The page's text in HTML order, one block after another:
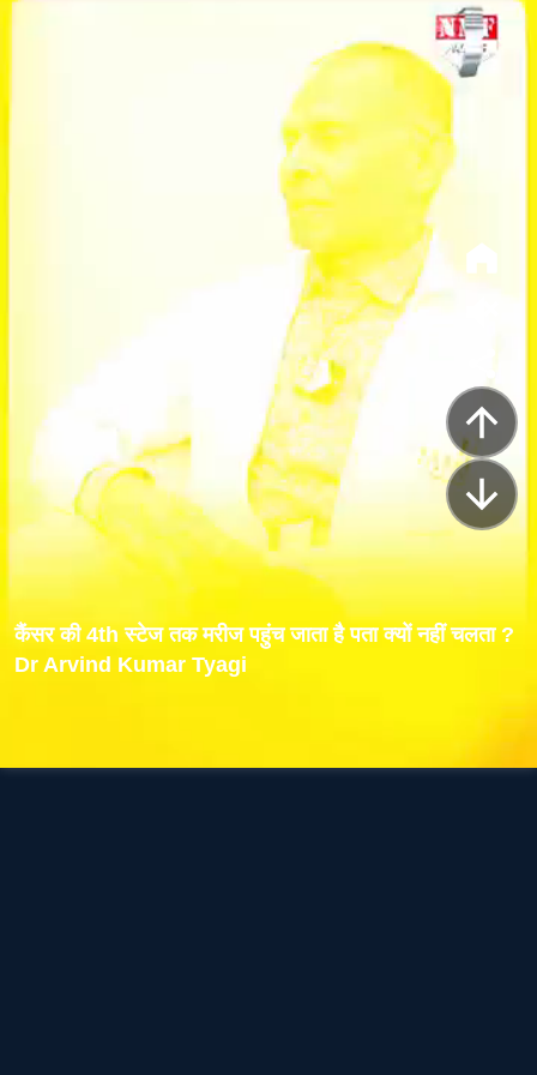
कैंसर की 4th स्टेज तक मरीज पहुंच जाता है पता क्यों नहीं चलता ?
Dr Arvind Kumar Tyagi